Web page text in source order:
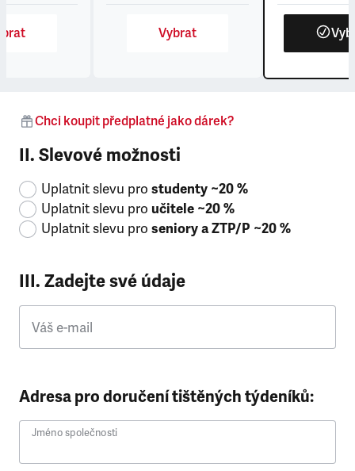
Vybrat
Chci koupit předplatné jako dárek?
II. Slevové možnosti
Uplatnit slevu pro studenty ~20 %
Uplatnit slevu pro učitele ~20 %
Uplatnit slevu pro seniory a ZTP/P ~20 %
III. Zadejte své údaje
Váš e-mail
Adresa pro doručení tištěných týdeníků:
Jméno společnosti